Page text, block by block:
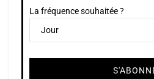
La fréquence souhaitée ?